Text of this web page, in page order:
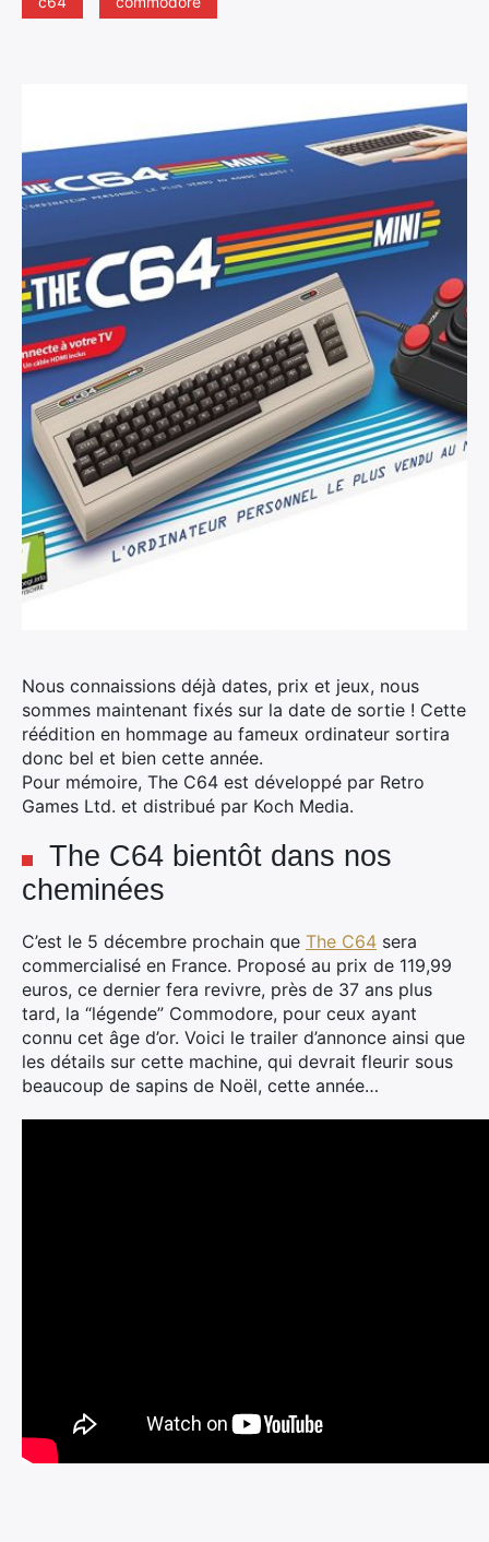
Nous connaissions déjà dates, prix et jeux, nous
sommes maintenant fixés sur la date de sortie ! Cette
réédition en hommage au fameux ordinateur sortira
donc bel et bien cette année.
Pour mémoire, The C64 est développé par Retro
Games Ltd. et distribué par Koch Media.
The C64 bientôt dans nos
cheminées
C’est le 5 décembre prochain que The C64 sera
commercialisé en France. Proposé au prix de 119,99
euros, ce dernier fera revivre, près de 37 ans plus
tard, la “légende” Commodore, pour ceux ayant
connu cet âge d’or. Voici le trailer d’annonce ainsi que
les détails sur cette machine, qui devrait fleurir sous
beaucoup de sapins de Noël, cette année…